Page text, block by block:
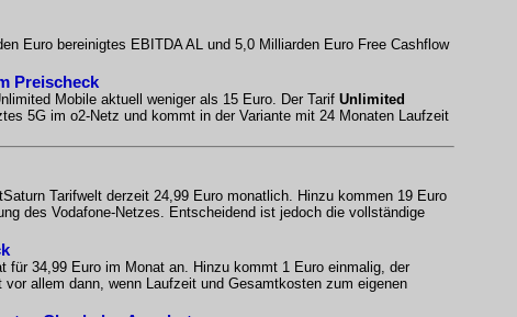
Euro bereinigtes EBITDA AL und 5,0 Milliarden Euro Free Cashflow
Preischeck
Mobile aktuell weniger als 15 Euro. Der Tarif Unlimited
5G im o2-Netz und kommt in der Variante mit 24 Monaten Laufzeit
Tarifwelt derzeit 24,99 Euro monatlich. Hinzu kommen 19 Euro
des Vodafone-Netzes. Entscheidend ist jedoch die vollständige
34,99 Euro im Monat an. Hinzu kommt 1 Euro einmalig, der
allem dann, wenn Laufzeit und Gesamtkosten zum eigenen